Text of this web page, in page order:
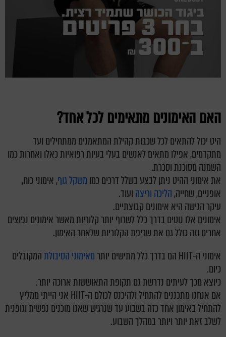
האם האימונים מתאימים לכל אחד?
היט יכול להתאים לכל שכבות קהילת המתאמנים ממתחילים ועד
מתקדמים, אפילו מתאים לאנשים בעלי בעיות רפואיות כאלו ואחרות כמו
השמנה מסוכנת וסכרת.
את אימוני ההיט ניתן לבצע בשלל דרכים כמו משקל גוף, אימוני כוח,
אופניים, שחייה,הליכה וריצה ועוד.
עיקר הנישה היא אימונים קבוצתיים.
אימונים אלו נוטים בדרך כלל לשרוף יותר קלוריות מאשר אימונים נפוצים
אחרים וזה כולל גם את שריפת הקלוריות שלאחר האימון.
אימוני ה-HIIT הם בדרך כלל מתישים יותר
מאימוני הסיבולתהמקובלים
כיום.
כיוצא מכך לעיתים נדרשת גם תקופת התאוששות ארוכה יותר.
אם אנחנו מתכננים להתחיל ולהיכנס לכולם ה-HIIT אני הייתי ממליץ
להתחיל באימון אחד כזה בשבוע עד שנרגיש שאנו מוכנים נפשית וגופנית
לשלב זאת יותר ויותר במהלך השבוע.